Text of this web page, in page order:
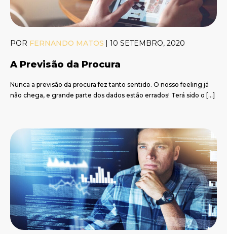
POR FERNANDO MATOS | 10 SETEMBRO, 2020
A Previsão da Procura
Nunca a previsão da procura fez tanto sentido. O nosso feeling já
não chega, e grande parte dos dados estão errados! Terá sido o […]